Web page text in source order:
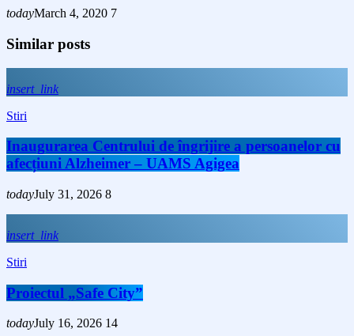
todayMarch 4, 2020 7
Similar posts
insert_link
Stiri
Inaugurarea Centrului de îngrijire a persoanelor cu
afecțiuni Alzheimer – UAMS Agigea
todayJuly 31, 2026 8
insert_link
Stiri
Proiectul „Safe City”
todayJuly 16, 2026 14